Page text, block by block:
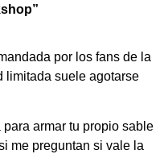
por los fans de la
limitada suele agotarse
armar tu propio sable
me preguntan si vale la